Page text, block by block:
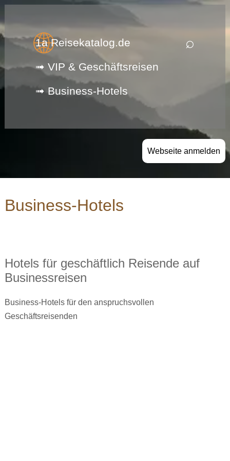
⌕
1a Reisekatalog.de
➟ VIP & Geschäftsreisen
➟ Business-Hotels
Webseite anmelden
Business-Hotels
Hotels für geschäftlich Reisende auf
Businessreisen
Business-Hotels für den anspruchsvollen
Geschäftsreisenden